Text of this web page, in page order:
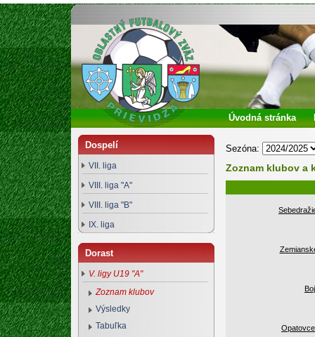
Oblastný futbalový zväz Prievidza
Úvodná stránka
Dospelí
VII. liga
VIII. liga "A"
VIII. liga "B"
IX. liga
Dorast
V. ligy U19 "A"
Zoznam klubov
Výsledky
Tabuľka
Sezóna:
Zoznam klubov a